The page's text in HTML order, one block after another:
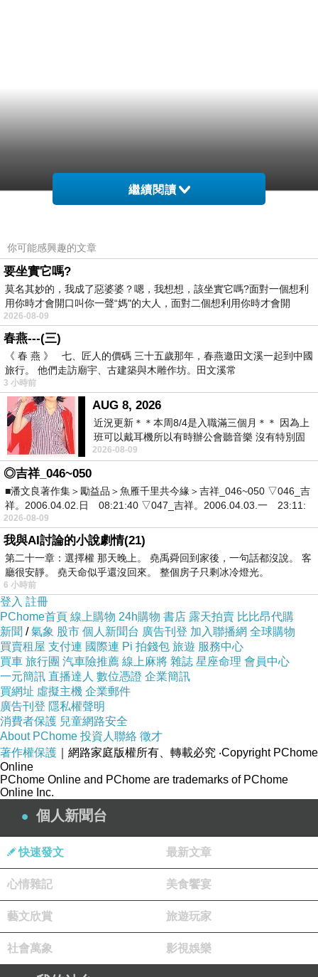
繼續閱讀
你可能感興趣的文章
要坐實它嗎?
莫名其妙的，我成了惡婆婆？嗯，我想想，該坐實它嗎?面對一個想利
用你時才會開口叫你一聲“媽"的大人，面對二個想利用你時才會開
2026-08-09
春燕---(三)
《 春 燕 》 七、匠人的價碼 三十五歲那年，春燕邀田文溪一起到中國
旅行。 他們走訪廟宇、古建築與木雕作坊。田文溪常
3 小時前
AUG 8, 2026
近況更新＊＊本周8/4是入職滿三個月＊＊ 因為上
班可以戴耳機所以有時辦公會聽音樂 沒有特別固
定哪天但就是一周某一天會固定聽'90
2026-08-09
◎吉祥_046~050
■潘文良著作集＞勵益品＞魚雁千里共今緣＞吉祥_046~050 ▽046_吉
祥。2006.04.02.日 08:21:40 ▽047_吉祥。2006.04.03.一 23:11:
2026-08-09
我與AI討論的小說劇情(21)
第二十一章：選擇權 那天晚上。 堯禹舜回到家後，一句話都沒說。 客
廳很安靜。 堯天命似乎還沒回來。 整個房子只剩冰冷燈光。
6 小時前
登入 註冊
PChome首頁 線上購物 24h購物 書店 露天拍賣 比比昂代購
新聞 /氣象 股市 個人新聞台 廣告刊登 加入聯播網 全球購物
買賣租屋 支付連 國際連 Pi 拍錢包 旅遊 服務中心
買車 旅行團 汽車險推薦 線上麻將 雜誌 星座命理 會員中心
一元簡訊 直播達人 數位憑證 企業簡訊
買網址 虛擬主機 企業郵件
廣告刊登 隱私權聲明
消費者保護 兒童網路安全
About PChome 投資人聯絡 徵才
著作權保護 ｜網路家庭版權所有、轉載必究 ‧Copyright PChome
Online
PChome Online and PChome are trademarks of PChome
Online Inc.
個人新聞台
快速發文 最新文章
心情雜記 美食饗宴
藝文欣賞 旅遊玩家
社會萬象 影視娛樂